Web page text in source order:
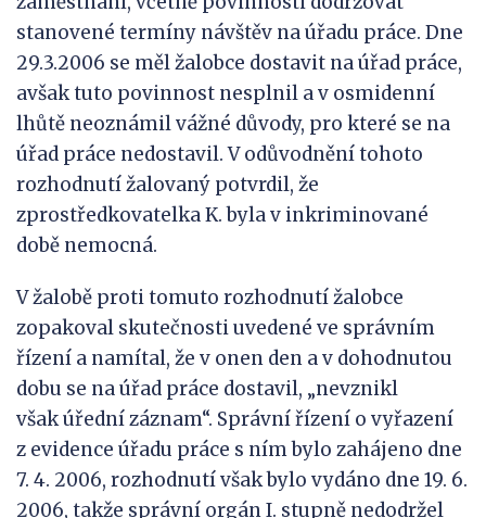
stanovené termíny návštěv na úřadu práce. Dne
29.3.2006 se měl žalobce dostavit na úřad práce,
avšak tuto povinnost nesplnil a v osmidenní
lhůtě neoznámil vážné důvody, pro které se na
úřad práce nedostavil. V odůvodnění tohoto
rozhodnutí žalovaný potvrdil, že
zprostředkovatelka K. byla v inkriminované
době nemocná.
V žalobě proti tomuto rozhodnutí žalobce
zopakoval skutečnosti uvedené ve správním
řízení a namítal, že v onen den a v dohodnutou
dobu se na úřad práce dostavil, „nevznikl
však úřední záznam“. Správní řízení o vyřazení
z evidence úřadu práce s ním bylo zahájeno dne
7. 4. 2006, rozhodnutí však bylo vydáno dne 19. 6.
2006, takže správní orgán I. stupně nedodržel